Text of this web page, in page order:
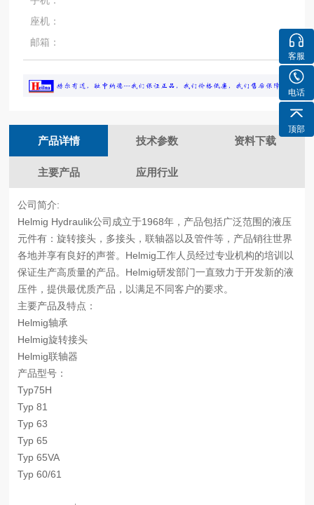
座机：
邮箱：
产品详情 技术参数 资料下载
主要产品 应用行业
公司简介:
Helmig Hydraulik公司成立于1968年，产品包括广泛范围的液压
元件有：旋转接头，多接头，联轴器以及管件等，产品销往世界
各地并享有良好的声誉。 Helmig工作人员经过专业机构的培训以
保证生产高质量的产品。 Helmig研发部门一直致力于开发新的液
压件，提供最优质产品，以满足不同客户的要求。
主要产品及特点：
Helmig轴承
Helmig旋转接头
Helmig联轴器
产品型号：
Typ75H
Typ 81
Typ 63
Typ 65
Typ 65VA
Typ 60/61
客服
电话
顶部